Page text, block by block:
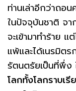
ท่านเล่าอีกว่าถอ
ในปัจจุบันชาติ จ
จะเข้ามาทำร้าย
แพ้และได้เนรมิต
รัตนตรัยเป็นที่พึ่ง
โลกทั้งโลกราบเ